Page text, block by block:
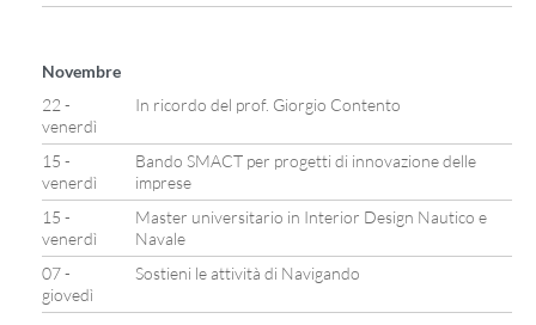
Novembre
22 -
venerdì
In ricordo del prof. Giorgio Contento
15 -
venerdì
Bando SMACT per progetti di innovazione delle
imprese
15 -
venerdì
Master universitario in Interior Design Nautico e
Navale
07 -
giovedì
Sostieni le attività di Navigando